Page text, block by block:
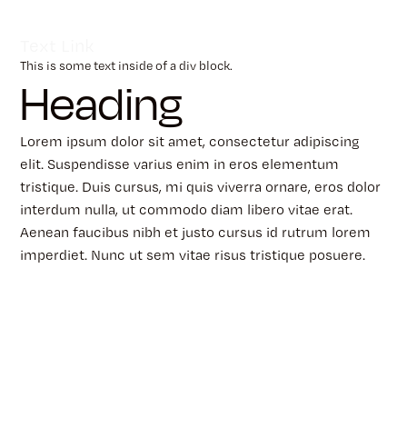
This is some text inside of a div block.
Heading
Lorem ipsum dolor sit amet, consectetur adipiscing
elit. Suspendisse varius enim in eros elementum
tristique. Duis cursus, mi quis viverra ornare, eros dolor
interdum nulla, ut commodo diam libero vitae erat.
Aenean faucibus nibh et justo cursus id rutrum lorem
imperdiet. Nunc ut sem vitae risus tristique posuere.